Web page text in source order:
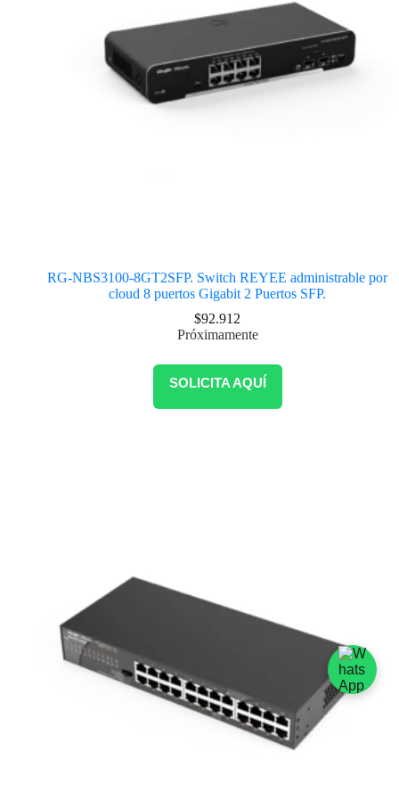
RG-NBS3100-8GT2SFP. Switch REYEE administrable por
cloud 8 puertos Gigabit 2 Puertos SFP.
$92.912
Próximamente
SOLICITA AQUÍ